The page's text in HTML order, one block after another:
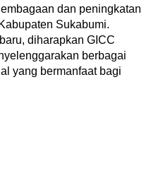
dan peningkatan
Sukabumi.
diharapkan GICC
berbagai
yang bermanfaat bagi